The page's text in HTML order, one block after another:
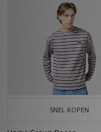
SNEL KOPEN